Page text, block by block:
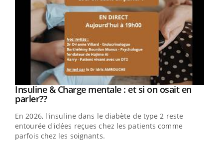
Youtube
Insuline & Charge mentale : et si on osait en
parler??Youtube
En 2026, l'insuline dans le diabète de type 2 reste
entourée d'idées reçues chez les patients comme
parfois chez les soignants.